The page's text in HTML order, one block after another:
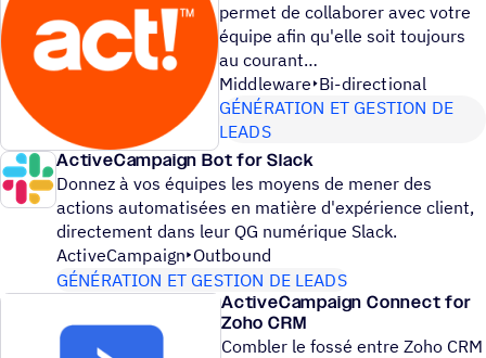
permet de collaborer avec votre
équipe afin qu'elle soit toujours
au courant
Middleware Bi-directional
GÉNÉRATION ET GESTION DE
LEADS
ActiveCampaign Bot for Slack
Donnez à vos équipes les moyens de mener des
actions automatisées en matière d'expérience client,
directement dans leur QG numérique Slack.
ActiveCampaign Outbound
GÉNÉRATION ET GESTION DE LEADS
ActiveCampaign Connect for
Zoho CRM
Combler le fossé entre Zoho CRM